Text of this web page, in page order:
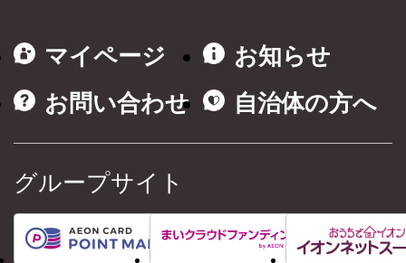
マイページ
お知らせ
お問い合わせ
自治体の方へ
グループサイト